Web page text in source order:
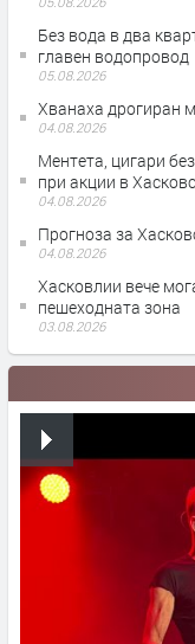
Без вода в два
главен водопровод
05.08.2026
Хванаха дрогиран
04.08.2026
Ментета, цигари
при акции в
04.08.2026
Прогноза за
04.08.2026
Хасковлии вече
пешеходната зона
03.08.2026